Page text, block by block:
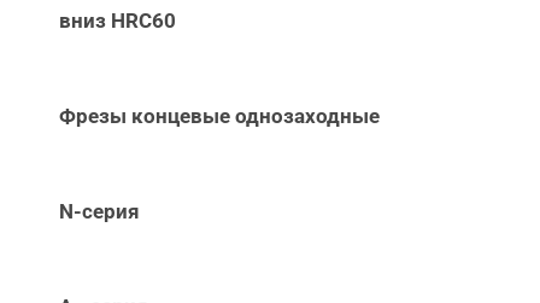
вниз НRC60
Фрезы концевые однозаходные
N-серия